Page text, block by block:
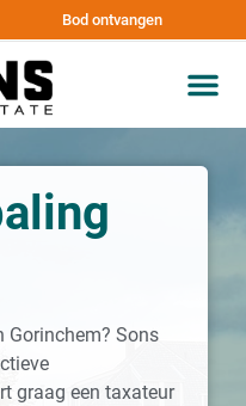
Bod ontvangen
Gorinchem? Sons
graag een taxateur